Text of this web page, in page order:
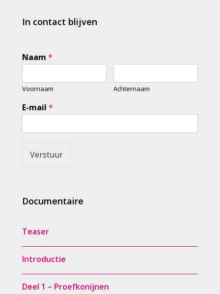
In contact blijven
Naam *
Voornaam Achternaam
E-mail *
Verstuur
Documentaire
Teaser
Introductie
Deel 1 – Proefkonijnen